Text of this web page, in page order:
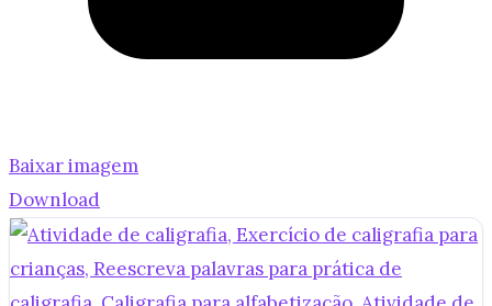
Baixar imagem
Download